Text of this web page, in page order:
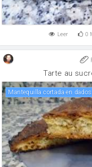
Leer 0
Tarte au
Mantequilla cortada en dados